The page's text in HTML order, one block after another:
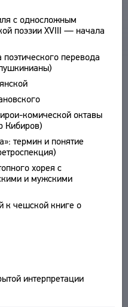
с односложным
поэзии XVIII — начала
перевода
комической октавы
термин и понятие
хорея с
и мужскими
к чешской книге о
интерпретации